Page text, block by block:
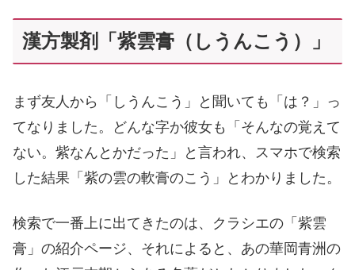
漢方製剤「紫雲膏（しうんこう）」
まず友人から「しうんこう」と聞いても「は？」っ
てなりました。どんな字か彼女も「そんなの覚えて
ない。紫なんとかだった」と言われ、スマホで検索
した結果「紫の雲の軟膏のこう」とわかりました。
検索で一番上に出てきたのは、クラシエの「紫雲
膏」の紹介ページ、それによると、あの華岡青洲の